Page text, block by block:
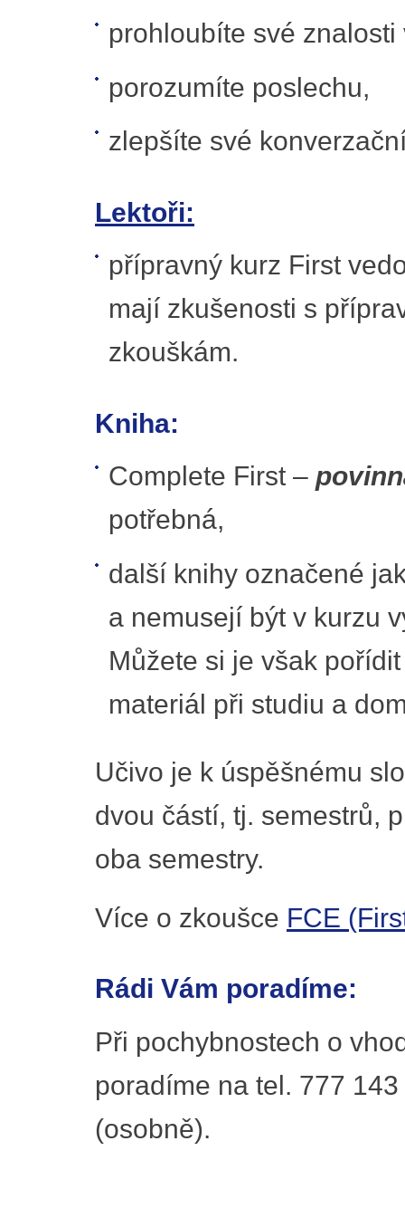
prohloubíte své znalosti
porozumíte poslechu,
zlepšíte své
Lektoři:
přípravný kurz First
mají zkušenosti s
zkouškám.
Kniha:
Complete First –
potřebná,
další knihy označené
a nemusejí být v kurzu
Můžete si je však
materiál při studiu a
Učivo je k úspěšnému
dvou částí, tj. semestrů,
oba semestry.
Více o zkoušce FCE
Rádi Vám poradíme:
Při pochybnostech o
poradíme na tel. 777
(osobně).